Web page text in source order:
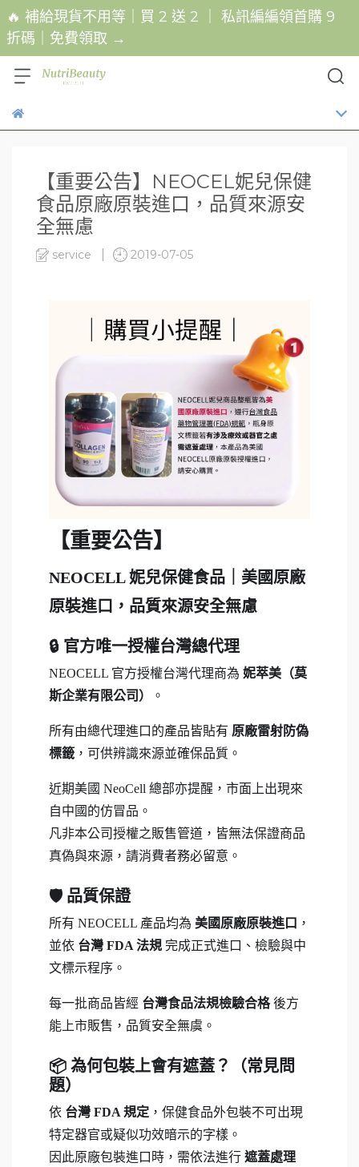
🔥 補給現貨不用等｜買 2 送 2 ｜ 私訊編編領首購 9
折碼｜免費領取 →
【重要公告】NEOCEL妮兒保健
食品原廠原裝進口，品質來源安
全無慮
service 2019-07-05
【重要公告】
NEOCELL 妮兒保健食品｜美國原廠
原裝進口，品質來源安全無慮
🔒 官方唯一授權台灣總代理
NEOCELL 官方授權台灣代理商為 妮萃美（莫
斯企業有限公司）
。
所有由總代理進口的產品皆貼有 原廠雷射防偽
標籤 ，可供辨識來源並確保品質。
近期美國 NeoCell 總部亦提醒，市面上出現來
自中國的仿冒品。
凡非本公司授權之販售管道，皆無法保證商品
真偽與來源，請消費者務必留意。
🛡 品質保證
所有 NEOCELL 產品均為 美國原廠原裝進口 ，
並依 台灣 FDA 法規 完成正式進口、檢驗與中
文標示程序。
每一批商品皆經 台灣食品法規檢驗合格後方
能上市販售，品質安全無虞。
📦 為何包裝上會有遮蓋？（常見問
題）
依 台灣 FDA 規定 ，保健食品外包裝不可出現
特定器官或疑似功效暗示的字樣。
因此原廠包裝進口時，需依法進行 遮蓋處理